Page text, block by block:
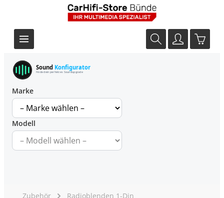
Sound Konfigurator
Finde dein perfektes Soundupgrade
Marke
Modell
Zubehör Radioblenden 1-Din